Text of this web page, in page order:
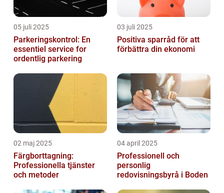
05 juli 2025
Parkeringskontrol: En
essentiel service for
ordentlig parkering
03 juli 2025
Positiva sparråd för att
förbättra din ekonomi
02 maj 2025
Färgborttagning:
Professionella tjänster
och metoder
04 april 2025
Professionell och
personlig
redovisningsbyrå i Boden